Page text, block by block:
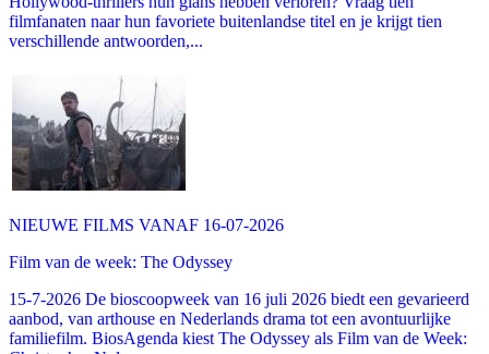
filmfanaten naar hun favoriete buitenlandse titel en je krijgt tien
verschillende antwoorden,...
NIEUWE FILMS VANAF 16-07-2026
Film van de week: The Odyssey
15-7-2026 De bioscoopweek van 16 juli 2026 biedt een gevarieerd
aanbod, van arthouse en Nederlands drama tot een avontuurlijke
familiefilm. BiosAgenda kiest The Odyssey als Film van de Week: